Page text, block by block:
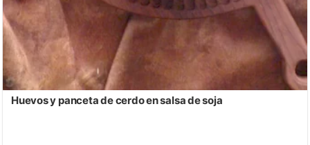
Huevos y panceta de cerdo en salsa de soja